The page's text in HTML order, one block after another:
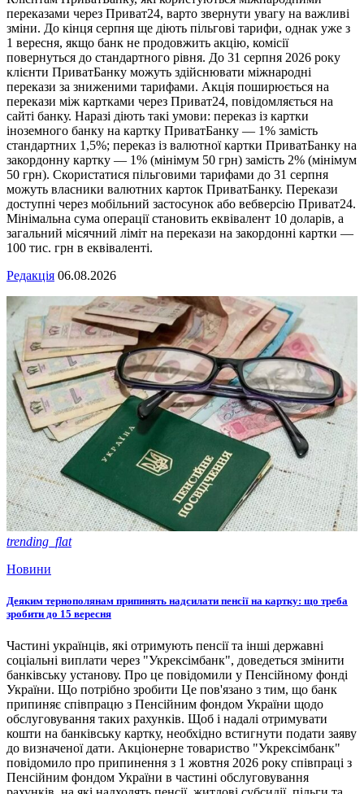
переказами через Приват24, варто звернути увагу на важливі
зміни. До кінця серпня ще діють пільгові тарифи, однак уже з
1 вересня, якщо банк не продовжить акцію, комісії
повернуться до стандартного рівня. До 31 серпня 2026 року
клієнти ПриватБанку можуть здійснювати міжнародні
перекази за зниженими тарифами. Акція поширюється на
перекази між картками через Приват24, повідомляється на
сайті банку. Наразі діють такі умови: переказ із картки
іноземного банку на картку ПриватБанку — 1% замість
стандартних 1,5%; переказ із валютної картки ПриватБанку на
закордонну картку — 1% (мінімум 50 грн) замість 2% (мінімум
50 грн). Скористатися пільговими тарифами до 31 серпня
можуть власники валютних карток ПриватБанку. Перекази
доступні через мобільний застосунок або вебверсію Приват24.
Мінімальна сума операції становить еквівалент 10 доларів, а
загальний місячний ліміт на перекази на закордонні картки —
100 тис. грн в еквіваленті.
Редакція 06.08.2026
trending_flat
Новини
Деяким тернополянам припинять надсилати пенсії на картку: що треба
зробити до 15 вересня
Частині українців, які отримують пенсії та інші державні
соціальні виплати через "Укрексімбанк", доведеться змінити
банківську установу. Про це повідомили у Пенсійному фонді
України. Що потрібно зробити Це пов'язано з тим, що банк
припиняє співпрацю з Пенсійним фондом України щодо
обслуговування таких рахунків. Щоб і надалі отримувати
кошти на банківську картку, необхідно встигнути подати заяву
до визначеної дати. Акціонерне товариство "Укрексімбанк"
повідомило про припинення з 1 жовтня 2026 року співпраці з
Пенсійним фондом України в частині обслуговування